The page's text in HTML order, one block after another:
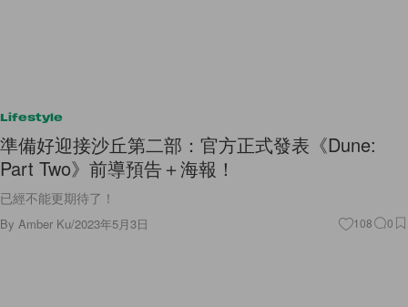
Lifestyle
準備好迎接沙丘第二部：官方正式發表《Dune:
Part Two》前導預告＋海報！
已經不能更期待了！
By Amber Ku/2023年5月3日 108 0